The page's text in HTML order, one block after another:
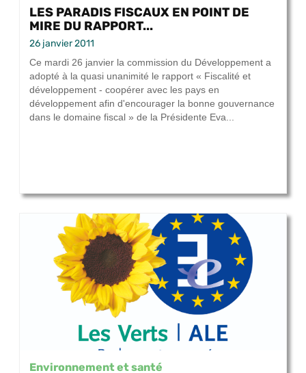
LES PARADIS FISCAUX EN POINT DE
MIRE DU RAPPORT...
26 janvier 2011
Ce mardi 26 janvier la commission du Développement a
adopté à la quasi unanimité le rapport « Fiscalité et
développement - coopérer avec les pays en
développement afin d'encourager la bonne gouvernance
dans le domaine fiscal » de la Présidente Eva...
Environnement et santé